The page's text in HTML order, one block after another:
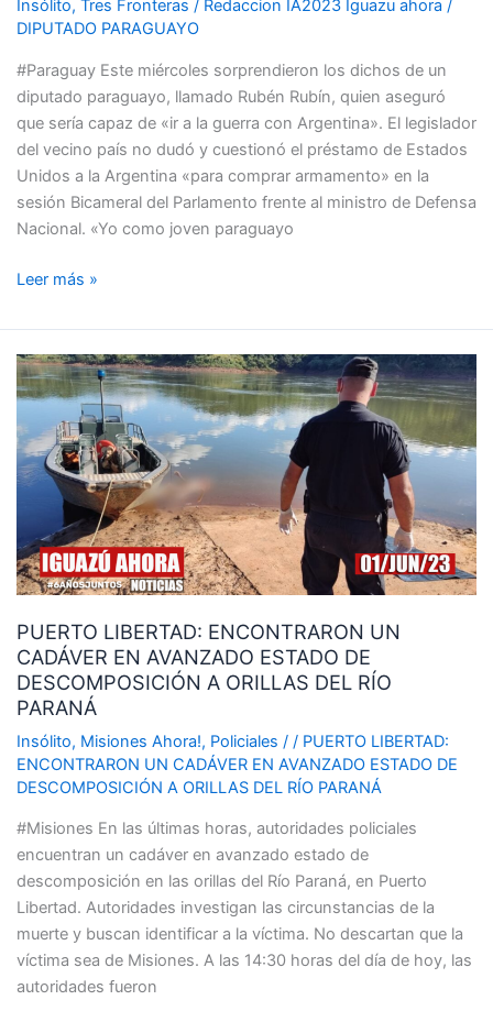
Insólito, Tres Fronteras / Redaccion IA2023 Iguazu ahora /
DIPUTADO PARAGUAYO
#Paraguay Este miércoles sorprendieron los dichos de un
diputado paraguayo, llamado Rubén Rubín, quien aseguró
que sería capaz de «ir a la guerra con Argentina». El legislador
del vecino país no dudó y cuestionó el préstamo de Estados
Unidos a la Argentina «para comprar armamento» en la
sesión Bicameral del Parlamento frente al ministro de Defensa
Nacional. «Yo como joven paraguayo
LA
Leer más »
PUERTO LIBERTAD: ENCONTRARON UN
CADÁVER EN AVANZADO ESTADO DE
DESCOMPOSICIÓN A ORILLAS DEL RÍO
PARANÁ
Insólito, Misiones Ahora!, Policiales / / PUERTO LIBERTAD:
ENCONTRARON UN CADÁVER EN AVANZADO ESTADO DE
DESCOMPOSICIÓN A ORILLAS DEL RÍO PARANÁ
#Misiones En las últimas horas, autoridades policiales
encuentran un cadáver en avanzado estado de
descomposición en las orillas del Río Paraná, en Puerto
Libertad. Autoridades investigan las circunstancias de la
muerte y buscan identificar a la víctima. No descartan que la
víctima sea de Misiones. A las 14:30 horas del día de hoy, las
autoridades fueron
PUERTO
LIBERTAD:
ENCONTRARON
UN
CADÁVER
AVANZADO
ESTADO
DE
A
ORILLAS
DEL
RÍO
PARANÁ